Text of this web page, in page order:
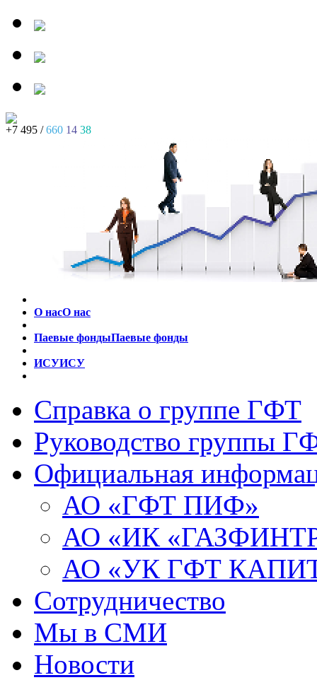
+7 495 / 660 14 38
О насО нас
Паевые фондыПаевые фонды
ИСУИСУ
Справка о группе ГФТ
Руководство группы
Официальная
АО «ГФТ ПИФ»
АО «ИК
АО «УК ГФТ
Сотрудничество
Мы в СМИ
Новости